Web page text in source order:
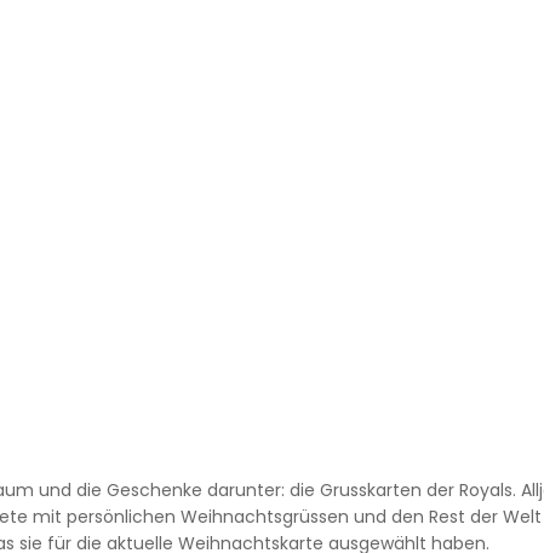
und die Geschenke darunter: die Grusskarten der Royals.
mit persönlichen Weihnachtsgrüssen und den Rest der Welt
sie für die aktuelle Weihnachtskarte ausgewählt haben.